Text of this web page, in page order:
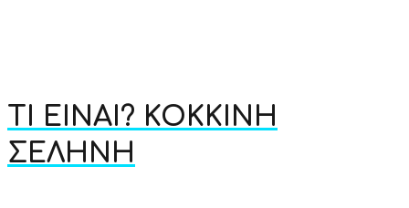
ΤΙ ΕΙΝΑΙ? ΚΟΚΚΙΝΗ
ΣΕΛΗΝΗ